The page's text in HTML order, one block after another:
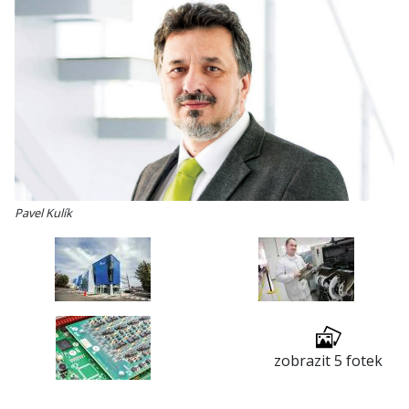
Pavel Kulík
zobrazit 5 fotek